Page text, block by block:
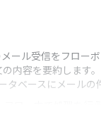
ール受信をフロー
内容を要約します。
ベースにメール